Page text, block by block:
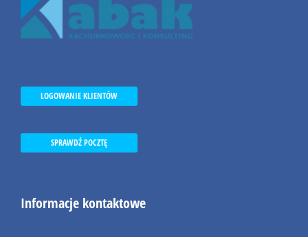
LOGOWANIE KLIENTÓW
SPRAWDŹ POCZTĘ
Informacje kontaktowe